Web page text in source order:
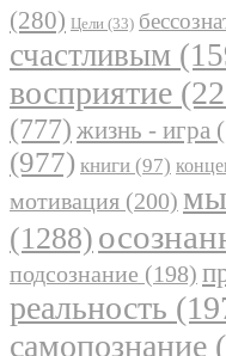
(280) Цели (33)
счастливым
восприятие
(777) жизнь - игра
(977) книги (97)
мотивация (200)
(1288)
подсознание (198)
реальность
самопознание